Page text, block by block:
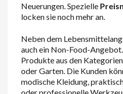
Neuerungen. Spezielle
locken sie noch mehr an.
Neben dem
auch ein Non-Food-
Produkte aus den
oder Garten. Die Kunden
modische Kleidung,